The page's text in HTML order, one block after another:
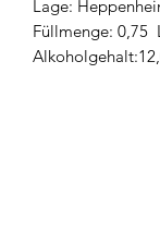
Lage:
Füllmenge: 0,75 L